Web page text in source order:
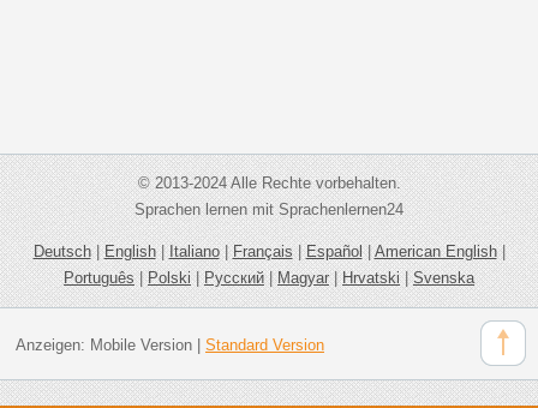
© 2013-2024 Alle Rechte vorbehalten.
Sprachen lernen mit Sprachenlernen24
Deutsch|English|Italiano|Français|Español|American English|
Português|Polski|Русский|Magyar|Hrvatski|Svenska
Anzeigen: Mobile Version| Standard Version